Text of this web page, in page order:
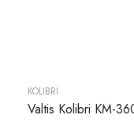
KOLIBRI
Valtis Kolibri KM-